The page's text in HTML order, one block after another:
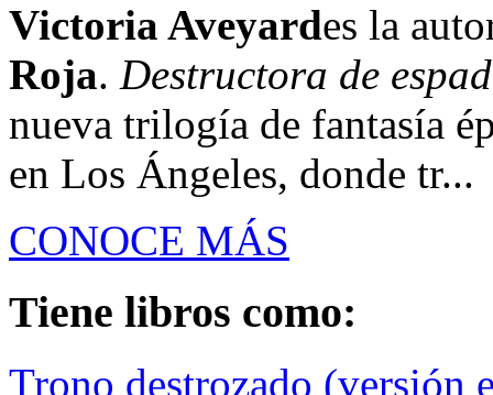
Victoria Aveyardes la
Roja. Destructora de
nueva trilogía de fantasía
en Los Ángeles, donde tr...
CONOCE MÁS
Tiene libros como:
Trono destrozado (versión